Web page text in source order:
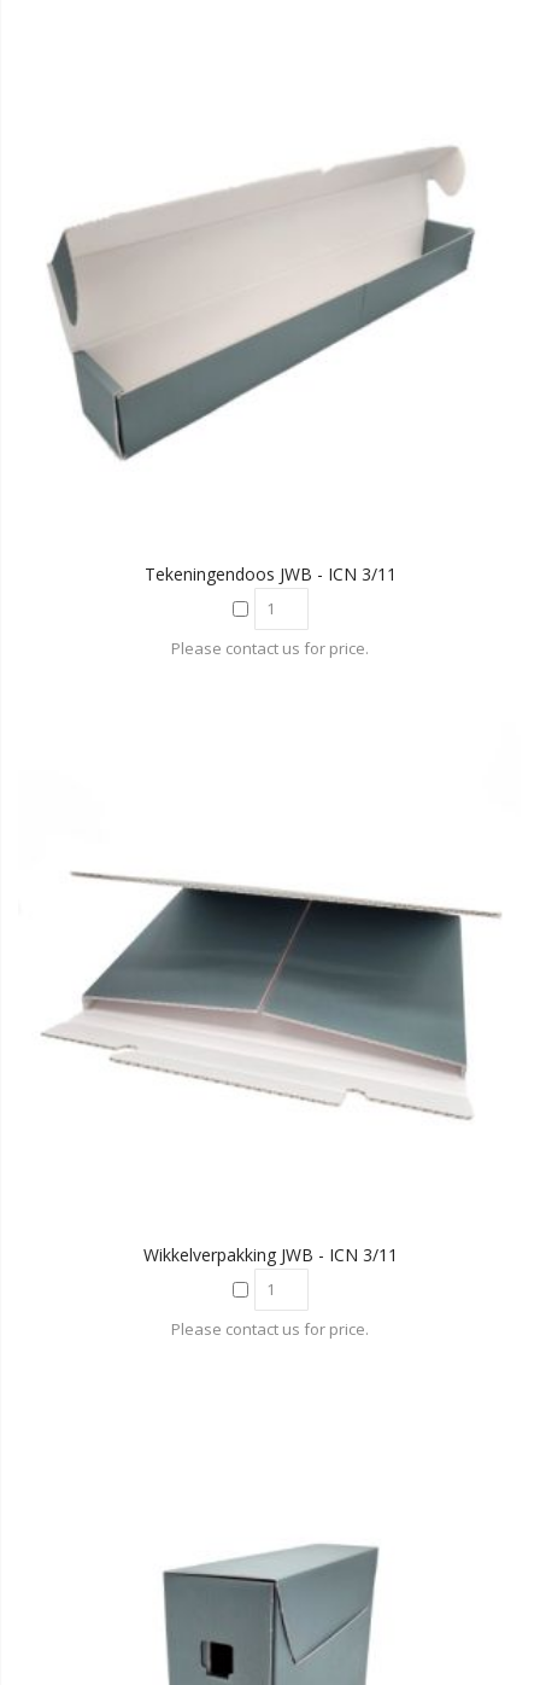
Tekeningendoos JWB - ICN 3/11
Please contact us for price.
Wikkelverpakking JWB - ICN 3/11
Please contact us for price.